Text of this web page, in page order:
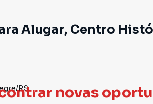
novas
Alugar, Centro
/RS